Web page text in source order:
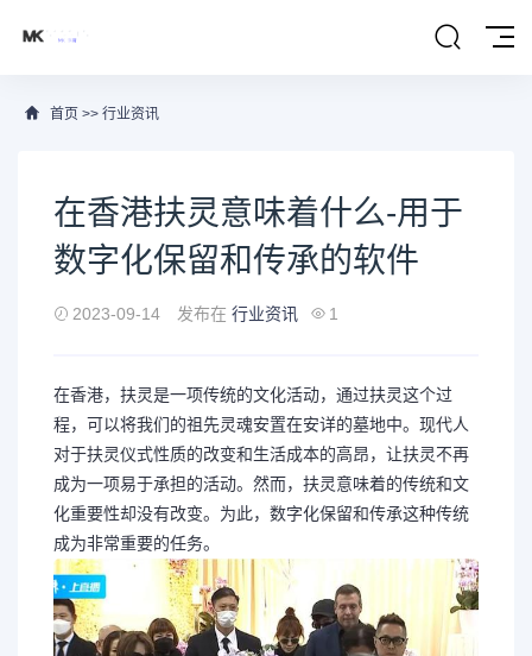
首页 >> 行业资讯
在香港扶灵意味着什么-用于
数字化保留和传承的软件
2023-09-14 发布在 行业资讯 1
在香港，扶灵是一项传统的文化活动，通过扶灵这个过
程，可以将我们的祖先灵魂安置在安详的墓地中。现代人
对于扶灵仪式性质的改变和生活成本的高昂，让扶灵不再
成为一项易于承担的活动。然而，扶灵意味着的传统和文
化重要性却没有改变。为此，数字化保留和传承这种传统
成为非常重要的任务。